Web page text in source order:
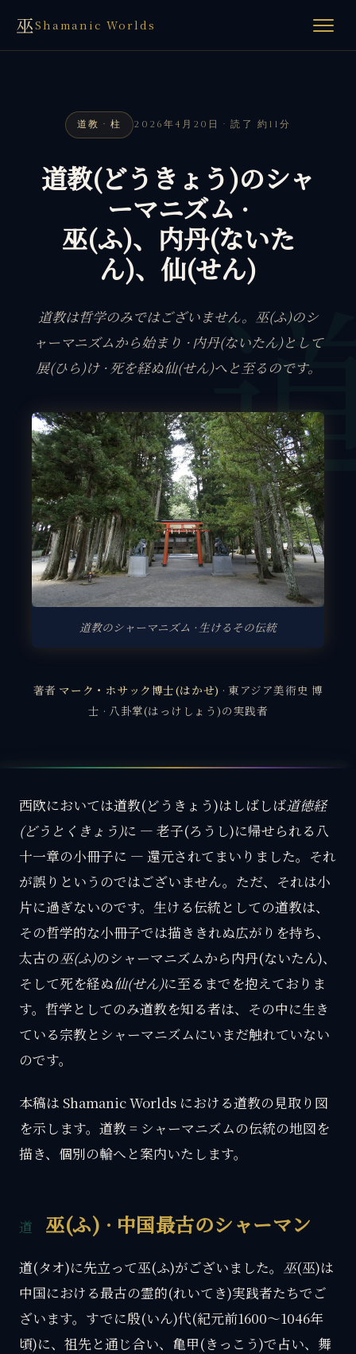
巫Shamanic Worlds
道教 · 柱 2026年4月20日 · 読了 約11分
道教(どうきょう)のシャ
ーマニズム ·
巫(ふ)、内丹(ないた
ん)、仙(せん)
道教は哲学のみではございません。巫(ふ)のシ
ャーマニズムから始まり · 内丹(ないたん)として
展(ひら)け · 死を経ぬ仙(せん)へと至るのです。
道教のシャーマニズム · 生けるその伝統
著者 マーク・ホサック博士(はかせ) · 東アジア美術史 博
士 · 八卦掌(はっけしょう)の実践者
西欧においては道教(どうきょう)はしばしば道徳経
(どうとくきょう)に — 老子(ろうし)に帰せられる八
十一章の小冊子に — 還元されてまいりました。それ
が誤りというのではございません。ただ、それは小
片に過ぎないのです。生ける伝統としての道教は、
その哲学的な小冊子では描ききれぬ広がりを持ち、
太古の巫(ふ)のシャーマニズムから内丹(ないたん)、
そして死を経ぬ仙(せん)に至るまでを抱えておりま
す。哲学としてのみ道教を知る者は、その中に生き
ている宗教とシャーマニズムにいまだ触れていない
のです。
本稿は Shamanic Worlds における道教の見取り図
を示します。道教 = シャーマニズムの伝統の地図を
描き、個別の輪へと案内いたします。
巫(ふ) · 中国最古のシャーマン
道(タオ)に先立って巫(ふ)がございました。 巫(巫)は
中国における最古の霊的(れいてき)実践者たちでご
ざいます。すでに殷(いん)代(紀元前1600〜1046年
頃)に、祖先と通じ合い、亀甲(きっこう)で占い、舞